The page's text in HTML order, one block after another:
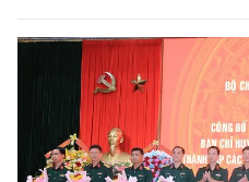
viên Ban Chấp hành Trung
ương, Phó Bí thư Đảng ủy, Tư